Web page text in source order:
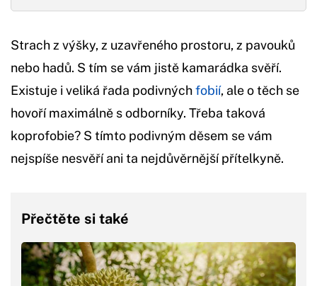
Strach z výšky, z uzavřeného prostoru, z pavouků
nebo hadů. S tím se vám jistě kamarádka svěří.
Existuje i veliká řada podivnýchfobií, ale o těch se
hovoří maximálně s odborníky. Třeba taková
koprofobie? S tímto podivným děsem se vám
nejspíše nesvěří ani ta nejdůvěrnější přítelkyně.
Přečtěte si také